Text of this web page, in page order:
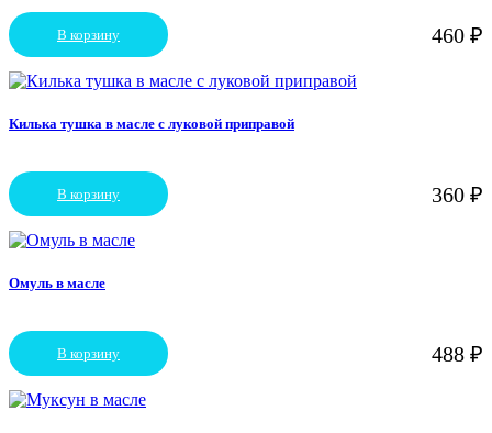
460 ₽
В корзину
Килька тушка в масле с луковой приправой
360 ₽
В корзину
Омуль в масле
488 ₽
В корзину